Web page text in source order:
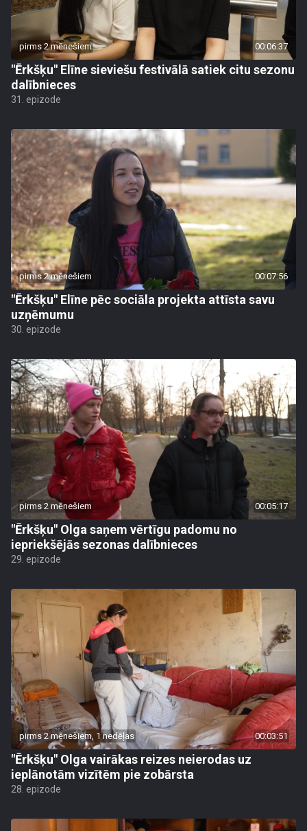
pirms 2 mēnešiem 00:06:37
"Ērkšķu" Elīne sieviešu festivālā satiek citu sezonu
dalībnieces
31. epizode
pirms 2 mēnešiem 00:07:56
"Ērkšķu" Elīne pēc sociāla projekta attīsta savu
uzņēmumu
30. epizode
pirms 2 mēnešiem 00:05:17
"Ērkšķu" Olga saņem vērtīgu padomu no
iepriekšējās sezonas dalībnieces
29. epizode
pirms 2 mēnešiem, 1 nedēļas 00:03:51
"Ērkšķu" Olga vairākas reizes neierodas uz
ieplānotām vizītēm pie zobārsta
28. epizode